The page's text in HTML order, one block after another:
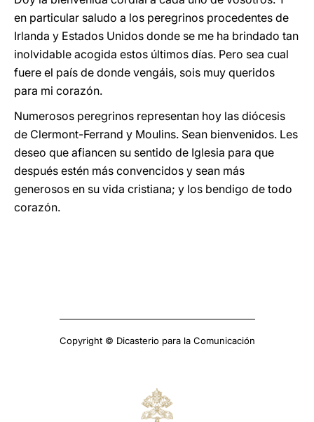
en particular saludo a los peregrinos procedentes de
Irlanda y Estados Unidos donde se me ha brindado tan
inolvidable acogida estos últimos días. Pero sea cual
fuere el país de donde vengáis, sois muy queridos
para mi corazón.
Numerosos peregrinos representan hoy las diócesis
de Clermont-Ferrand y Moulins. Sean bienvenidos. Les
deseo que afiancen su sentido de Iglesia para que
después estén más convencidos y sean más
generosos en su vida cristiana; y los bendigo de todo
corazón.
Copyright © Dicasterio para la Comunicación